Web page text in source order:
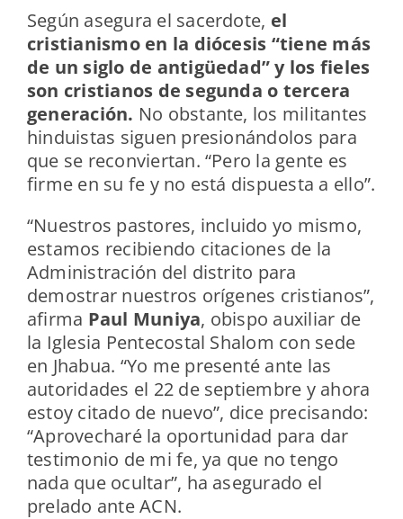
Según asegura el sacerdote, el
cristianismo en la diócesis “tiene más
de un siglo de antigüedad” y los fieles
son cristianos de segunda o tercera
generación. No obstante, los militantes
hinduistas siguen presionándolos para
que se reconviertan. “Pero la gente es
firme en su fe y no está dispuesta a ello”.
“Nuestros pastores, incluido yo mismo,
estamos recibiendo citaciones de la
Administración del distrito para
demostrar nuestros orígenes cristianos”,
afirma Paul Muniya, obispo auxiliar de
la Iglesia Pentecostal Shalom con sede
en Jhabua. “Yo me presenté ante las
autoridades el 22 de septiembre y ahora
estoy citado de nuevo”, dice precisando:
“Aprovecharé la oportunidad para dar
testimonio de mi fe, ya que no tengo
nada que ocultar”, ha asegurado el
prelado ante ACN.